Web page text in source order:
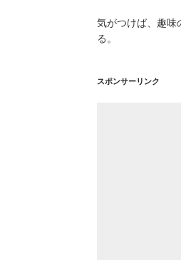
気がつけば、趣味
る。
スポンサーリンク